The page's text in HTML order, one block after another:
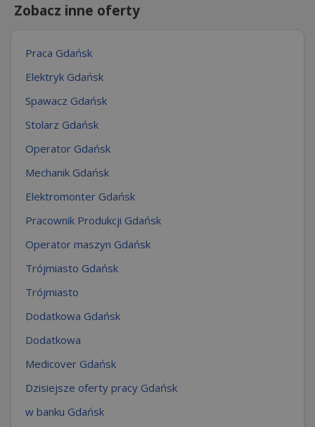
Zobacz inne oferty
Praca Gdańsk
Elektryk Gdańsk
Spawacz Gdańsk
Stolarz Gdańsk
Operator Gdańsk
Mechanik Gdańsk
Elektromonter Gdańsk
Pracownik Produkcji Gdańsk
Operator maszyn Gdańsk
Trójmiasto Gdańsk
Trójmiasto
Dodatkowa Gdańsk
Dodatkowa
Medicover Gdańsk
Dzisiejsze oferty pracy Gdańsk
w banku Gdańsk